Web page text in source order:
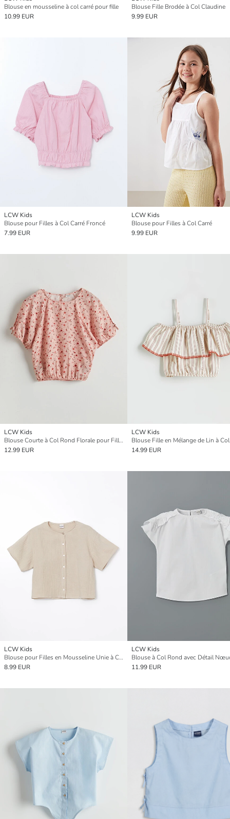
Blouse en mousseline à col carré pour fille
10.99 EUR
Blouse Fille Brodée à Col Claudine
9.99 EUR
LCW Kids
Blouse pour Filles à Col Carré Froncé
7.99 EUR
LCW Kids
Blouse pour Filles à Col Carré
9.99 EUR
LCW Kids
Blouse Courte à Col Rond Florale pour Filles
12.99 EUR
LCW Kids
Blouse Fille en Mélange de Lin à
14.99 EUR
LCW Kids
Blouse pour Filles en Mousseline Unie à Col Rond
8.99 EUR
LCW Kids
11.99 EUR